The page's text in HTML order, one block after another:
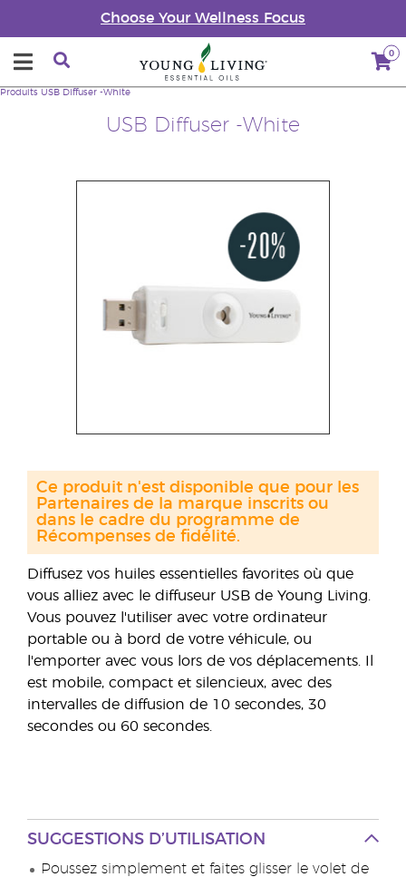
Choose Your Wellness Focus
0
USB Diffuser -White
Produits USB Diffuser -White
Diffusez vos huiles essentielles favorites où que
vous alliez avec le diffuseur USB de Young Living.
Vous pouvez l'utiliser avec votre ordinateur
portable ou à bord de votre véhicule, ou
l'emporter avec vous lors de vos déplacements. Il
est mobile, compact et silencieux, avec des
intervalles de diffusion de 10 secondes, 30
secondes ou 60 secondes.
Ce produit n'est disponible que pour les
Partenaires de la marque inscrits ou
dans le cadre du programme de
Récompenses de fidélité.
SUGGESTIONS D’UTILISATION
Poussez simplement et faites glisser le volet de